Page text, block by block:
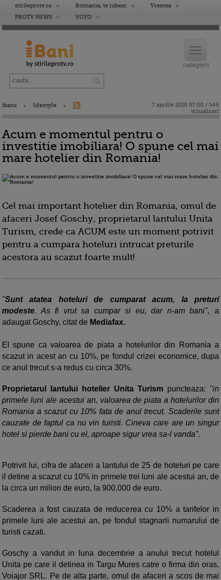
stirileprotv.ro Romania, te iubesc
Vremea
PROTV NEWS
VOYO
ibani lifestyle
7 aprilie 2010 07:00 / 549
vizualizari
Acum e momentul pentru o
investitie imobiliara! O spune cel mai
mare hotelier din Romania!
Cel mai important hotelier din Romania, omul de
afaceri Josef Goschy, proprietarul lantului Unita
Turism, crede ca ACUM este un moment potrivit
pentru a cumpara hoteluri intrucat preturile
acestora au scazut foarte mult!
"Sunt atatea hoteluri de cumparat acum, la preturi
modeste. As fi vrut sa cumpar si eu, dar n-am bani", a
adaugat Goschy, citat de Mediafax.
El spune ca valoarea de piata a hotelurilor din Romania a
scazut in acest an cu 10%, pe fondul crizei economice, dupa
ce anul trecut s-a redus cu circa 30%.
Proprietarul lantului hotelier Unita Turism puncteaza: "in
primele luni ale acestui an, valoarea de piata a hotelurilor din
Romania a scazut cu 10% fata de anul trecut. Scaderile sunt
cauzate de faptul ca nu vin turisti. Cineva care are un singur
hotel si pierde bani cu el, aproape sigur vrea sa-l vanda".
Potrivit lui, cifra de afaceri a lantului de 25 de hoteluri pe care
il detine a scazut cu 10% in primele trei luni ale acestui an, de
la circa un milion de euro, la 900.000 de euro.
Scaderea a fost cauzata de reducerea cu 10% a tarifelor in
primele luni ale acestui an, pe fondul stagnarii numarului de
turisti cazati.
Goschy a vandut in luna decembrie a anului trecut hotelul
Unita pe care il detinea in Targu Mures catre o firma din oras,
Voiajor SRL. Pe de alta parte, omul de afaceri a scos de mai